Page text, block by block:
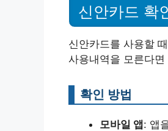
신안카드 확
신안카드를 사용할
사용내역을 모른다
확인 방법
모바일 앱: 앱